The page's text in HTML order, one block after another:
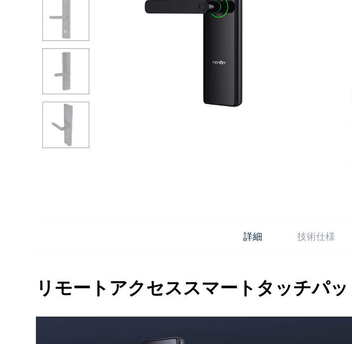
詳細 技術仕様
リモートアクセススマートタッチパ